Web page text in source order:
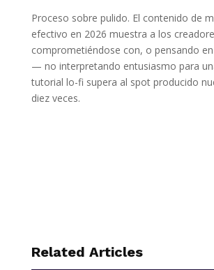
Proceso sobre pulido. El contenido de
efectivo en 2026 muestra a los
comprometiéndose con, o pensando
— no interpretando entusiasmo para
tutorial lo-fi supera al spot producido
diez veces.
Related Articles